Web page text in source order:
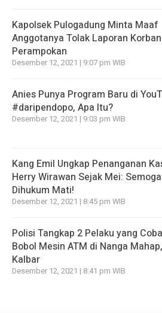
Kapolsek Pulogadung Minta Maaf
Anggotanya Tolak Laporan Korban
Perampokan
Desember 12, 2021 | 9:07 pm WIB
Anies Punya Program Baru di
#daripendopo, Apa Itu?
Desember 12, 2021 | 9:03 pm WIB
Kang Emil Ungkap Penanganan
Herry Wirawan Sejak Mei: Semoga
Dihukum Mati!
Desember 12, 2021 | 8:45 pm WIB
Polisi Tangkap 2 Pelaku yang Coba
Bobol Mesin ATM di Nanga Mahap,
Kalbar
Desember 12, 2021 | 8:41 pm WIB